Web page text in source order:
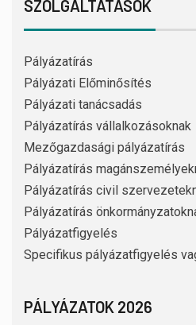
SZOLGÁLTATÁSOK
Pályázatírás
Pályázati Előminősítés
Pályázati tanácsadás
Pályázatírás vállalkozásoknak
Mezőgazdasági pályázatírás
Pályázatírás
Pályázatírás civil
Pályázatírás
Pályázatfigyelés
Specifikus pályázatfigyelés
PÁLYÁZATOK 2026